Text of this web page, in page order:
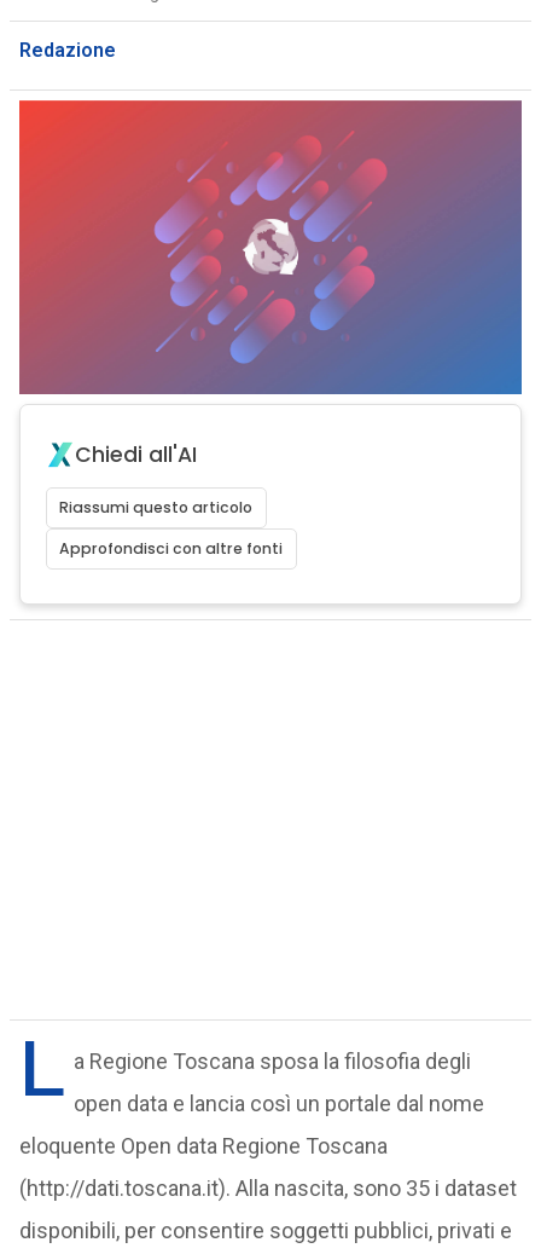
Redazione
Chiedi all'AI
Riassumi questo articolo
Approfondisci con altre fonti
L a Regione Toscana sposa la filosofia degli
open data e lancia così un portale dal nome
eloquente Open data Regione Toscana
(http://dati.toscana.it). Alla nascita, sono 35 i dataset
disponibili, per consentire soggetti pubblici, privati e